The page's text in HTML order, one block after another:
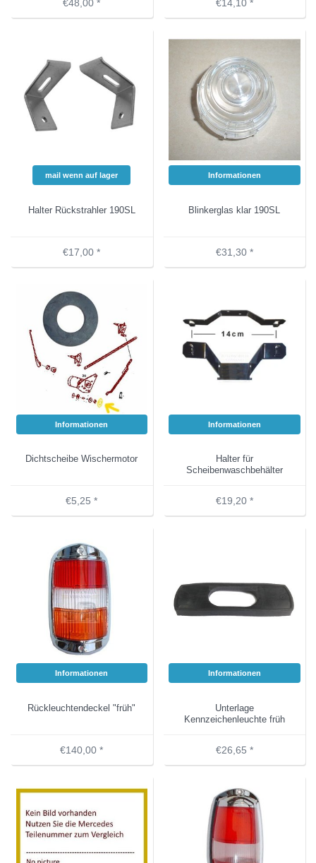
€48,00 * €14,10 *
mail wenn auf lager
Halter Rückstrahler 190SL
€17,00 *
Informationen
Blinkerglas klar 190SL
€31,30 *
Informationen
Dichtscheibe Wischermotor
€5,25 *
Informationen
Halter für
Scheibenwaschbehälter
€19,20 *
Informationen
Rückleuchtendeckel "früh"
€140,00 *
Informationen
Unterlage
Kennzeichenleuchte früh
€26,65 *